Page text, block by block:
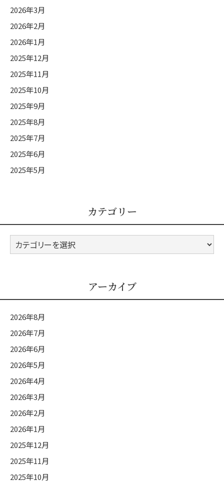
2026年3月
2026年2月
2026年1月
2025年12月
2025年11月
2025年10月
2025年9月
2025年8月
2025年7月
2025年6月
2025年5月
カテゴリー
カ
テ
アーカイブ
2026年8月
2026年7月
2026年6月
2026年5月
2026年4月
2026年3月
2026年2月
2026年1月
2025年12月
2025年11月
2025年10月